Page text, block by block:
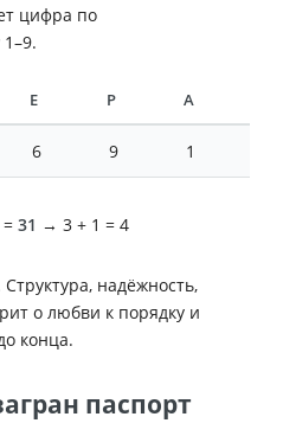
цифра по
Е Р А
6 9 1
31 → 3 + 1 = 4
Структура, надёжность,
о любви к порядку и
конца.
паспорт